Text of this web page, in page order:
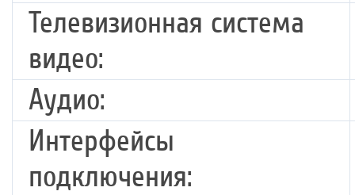
Телевизионная система
видео:
Аудио:
Интерфейсы
подключения: